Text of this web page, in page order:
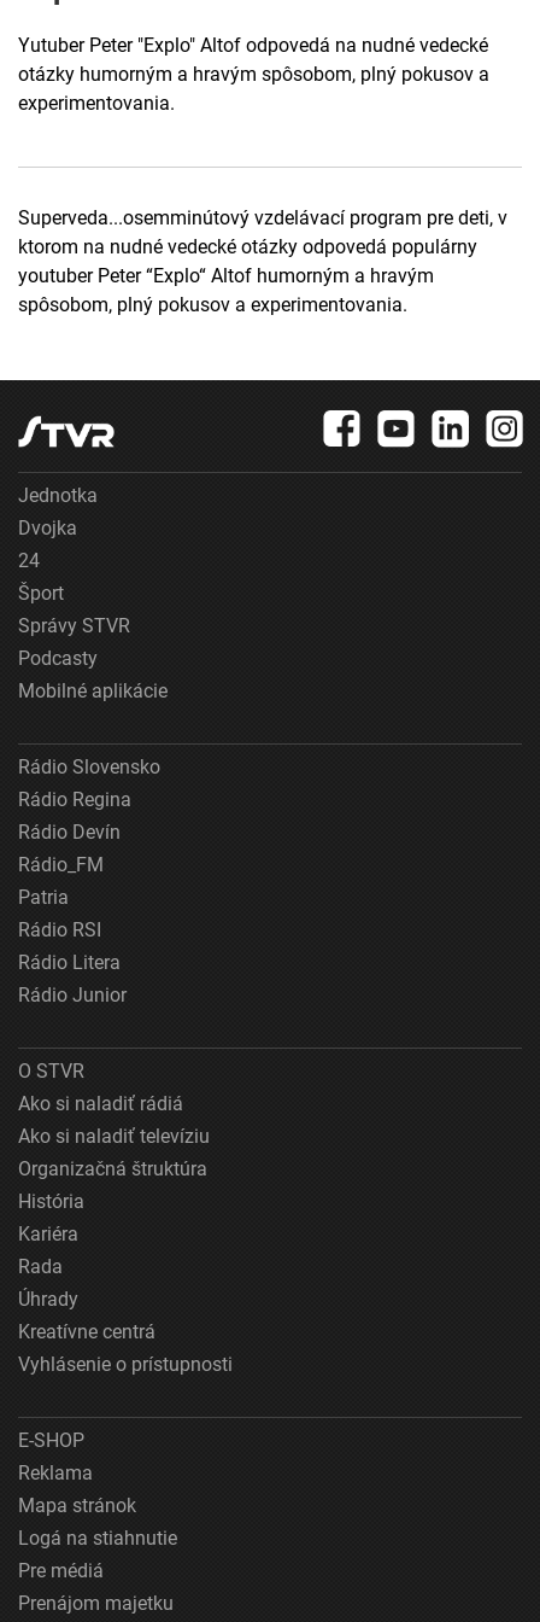
Yutuber Peter "Explo" Altof odpovedá na nudné vedecké
otázky humorným a hravým spôsobom, plný pokusov a
experimentovania.
Superveda...osemminútový vzdelávací program pre deti, v
ktorom na nudné vedecké otázky odpovedá populárny
youtuber Peter “Explo“ Altof humorným a hravým
spôsobom, plný pokusov a experimentovania.
Jednotka
Dvojka
24
Šport
Správy STVR
Podcasty
Mobilné aplikácie
Rádio Slovensko
Rádio Regina
Rádio Devín
Rádio_FM
Patria
Rádio RSI
Rádio Litera
Rádio Junior
O STVR
Ako si naladiť rádiá
Ako si naladiť televíziu
Organizačná štruktúra
História
Kariéra
Rada
Úhrady
Kreatívne centrá
Vyhlásenie o prístupnosti
E-SHOP
Reklama
Mapa stránok
Logá na stiahnutie
Pre médiá
Prenájom majetku